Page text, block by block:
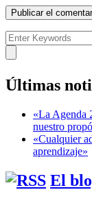
Últimas
«La Agenda
nuestro
«Cualquier
aprendizaje»
El